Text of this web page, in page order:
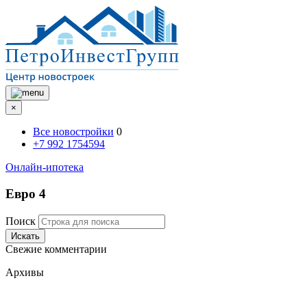
×
Все новостройки 0
+7 992 1754594
Онлайн-ипотека
Евро 4
Поиск
Искать
Свежие комментарии
Архивы